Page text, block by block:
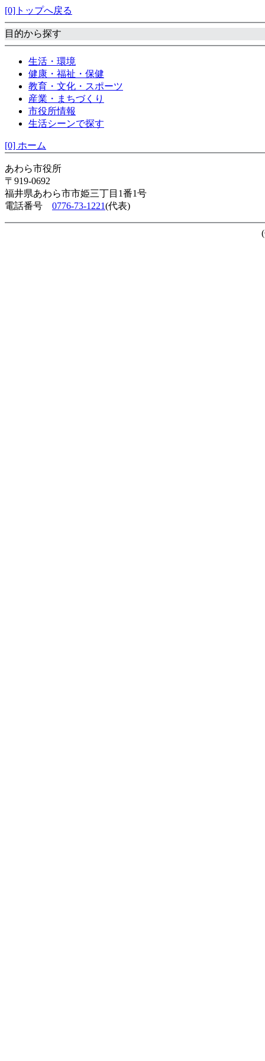
[0]トップへ戻る
目的から探す
生活・環境
健康・福祉・保健
教育・文化・スポーツ
産業・まちづくり
市役所情報
生活シーンで探す
[0] ホーム
あわら市役所
〒919-0692
福井県あわら市市姫三丁目1番1号
電話番号 0776-73-1221(代表)